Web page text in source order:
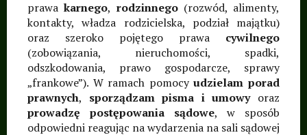
umów, pożyczka,
najem, dzierżawa,
porady prawne ·
Warszawa, Śródmieście,
Ochota, Żoliborz, Wola,
Mokotów, Bielany,
prawa karnego, rodzinnego (rozwód, alimenty,
kontakty, władza rodzicielska, podział majątku)
oraz szeroko pojętego prawa cywilnego
(zobowiązania, nieruchomości, spadki,
odszkodowania, prawo gospodarcze, sprawy
„frankowe”). W ramach pomocyudzielam porad
prawnych, sporządzam pisma i umowyoraz
prowadzę postępowania sądowe, w sposób
odpowiedni reagując na wydarzenia na sali sądowej